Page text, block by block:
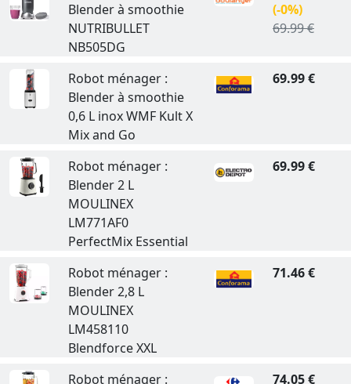
Blender à smoothie
NUTRIBULLET
NB505DG
(-0%)
69.99 €
Robot ménager :
Blender à smoothie
0,6 L inox WMF Kult X
Mix and Go
69.99 €
Robot ménager :
Blender 2 L
MOULINEX
LM771AF0
PerfectMix Essential
69.99 €
Robot ménager :
Blender 2,8 L
MOULINEX
LM458110
Blendforce XXL
71.46 €
Robot ménager :
74.05 €